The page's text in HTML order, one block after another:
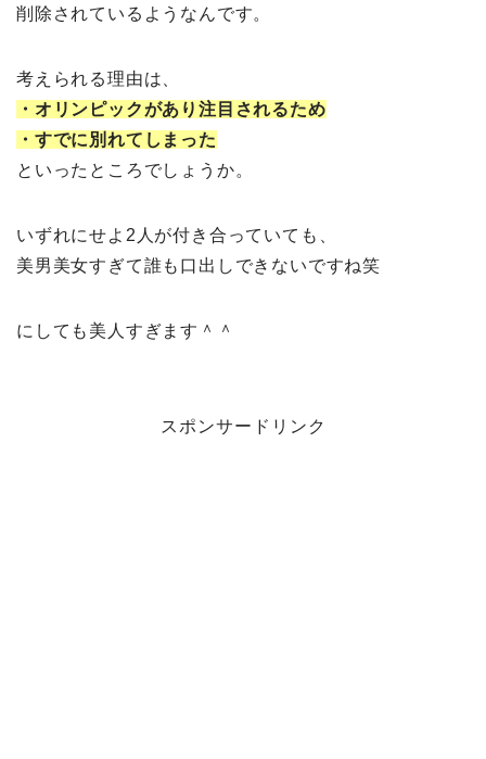
削除されているようなんです。
考えられる理由は、
・オリンピックがあり注目されるため
・すでに別れてしまった
といったところでしょうか。
いずれにせよ2人が付き合っていても、
美男美女すぎて誰も口出しできないですね笑
にしても美人すぎます＾＾
スポンサードリンク